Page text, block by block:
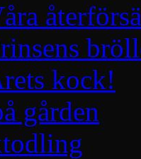
kock!
gården